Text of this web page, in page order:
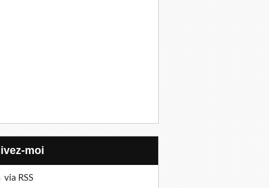
moi
via RSS